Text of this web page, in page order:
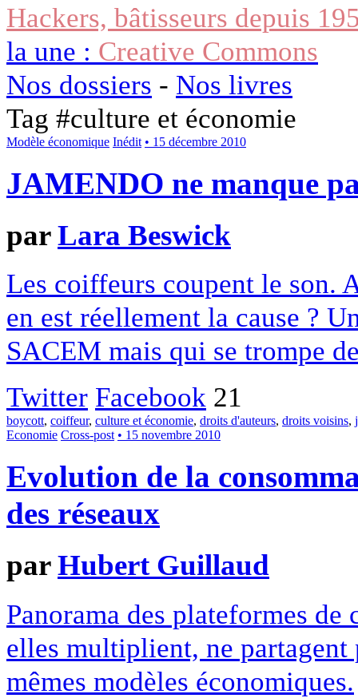
Hackers, bâtisseurs depuis
la une : Creative Commons
Nos dossiers - Nos livres
Tag #culture et économie
Modèle économique Inédit • 15 décembre 2010
JAMENDO ne manque
parLara Beswick
Les coiffeurs coupent le son.
en est réellement la cause ?
SACEM mais qui se trompe
Twitter Facebook 21
boycott, coiffeur, culture et économie, droits d'auteurs, droits voisins,
Economie Cross-post • 15 novembre 2010
Evolution de la
des réseaux
parHubert Guillaud
Panorama des plateformes
elles multiplient, ne
mêmes modèles économiques.